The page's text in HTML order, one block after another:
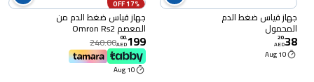
جهاز قياس ضغط الدم
المحمول
38
.
20
AED
10 Aug
17% OFF
جهاز قياس ضغط الدم من
المعصم Omron Rs2
199
.
00
AED
240.00
10 Aug